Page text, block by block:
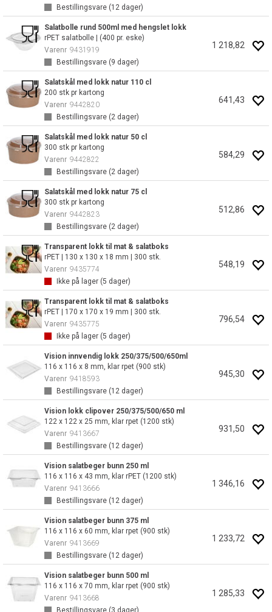
Bestillingsvare (12 dager)
Salatbolle rund 500ml med hengslet lokk
rPET salatbolle | (400 pr. eske)
Varenr 9431919
Bestillingsvare (9 dager)
1 218,82
Salatskål med lokk natur 110 cl
200 stk pr kartong
Varenr 9442820
Bestillingsvare (2 dager)
641,43
Salatskål med lokk natur 50 cl
300 stk pr kartong
Varenr 9442822
Bestillingsvare (2 dager)
584,29
Salatskål med lokk natur 75 cl
300 stk pr kartong
Varenr 9442823
Bestillingsvare (2 dager)
512,86
Transparent lokk til mat & salatboks
rPET | 130 x 130 x 18 mm | 300 stk.
Varenr 9435774
Ikke på lager (5 dager)
548,19
Transparent lokk til mat & salatboks
rPET | 170 x 170 x 19 mm | 300 stk.
Varenr 9435775
Ikke på lager (5 dager)
796,54
Vision innvendig lokk 250/375/500/650ml
116 x 116 x 8 mm, klar rpet (900 stk)
Varenr 9418593
Bestillingsvare (12 dager)
945,30
Vision lokk clipover 250/375/500/650 ml
122 x 122 x 25 mm, klar rpet (1200 stk)
Varenr 9413667
Bestillingsvare (12 dager)
931,50
Vision salatbeger bunn 250 ml
116 x 116 x 43 mm, klar rPET (1200 stk)
Varenr 9413666
Bestillingsvare (12 dager)
1 346,16
Vision salatbeger bunn 375 ml
116 x 116 x 60 mm, klar rpet (900 stk)
Varenr 9413669
Bestillingsvare (12 dager)
1 233,72
Vision salatbeger bunn 500 ml
116 x 116 x 70 mm, klar rpet (900 stk)
Varenr 9413668
Bestillingsvare (3 dager)
1 285,33